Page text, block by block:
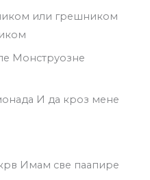
или грешником
Монструозне
И да кроз мене
Имам све паапире